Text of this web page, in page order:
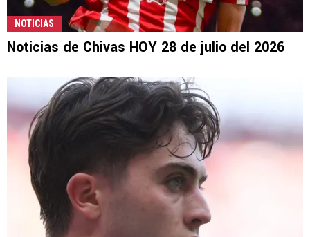
NOTICIAS
Noticias de Chivas HOY 28 de julio del 2026